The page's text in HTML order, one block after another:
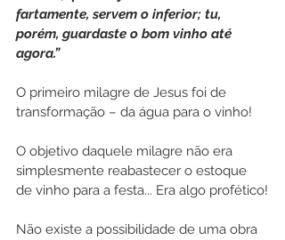
fartamente, servem o inferior; tu,
porém, guardaste o bom vinho até
agora.”
O primeiro milagre de Jesus foi de
transformação – da água para o vinho!
O objetivo daquele milagre não era
simplesmente reabastecer o estoque
de vinho para a festa... Era algo profético!
Não existe a possibilidade de uma obra